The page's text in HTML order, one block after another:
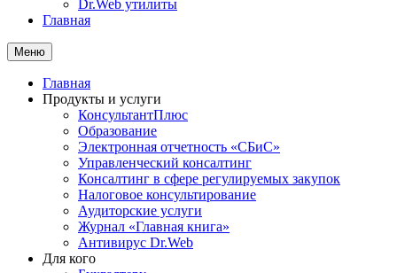
Dr.Web утилиты
Главная
Меню
Главная
Продукты и услуги
КонсультантПлюс
Образование
Электронная отчетность «СБиС»
Управленческий консалтинг
Консалтинг в сфере регулируемых закупок
Налоговое консультирование
Аудиторские услуги
Журнал «Главная книга»
Антивирус Dr.Web
Для кого